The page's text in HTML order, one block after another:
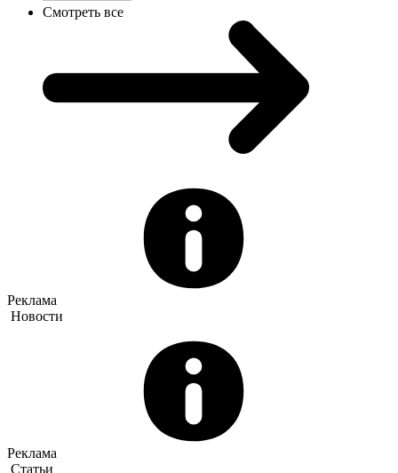
Смотреть все
Реклама
Новости
Реклама
Статьи